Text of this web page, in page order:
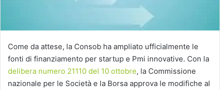
Come da attese, la Consob ha ampliato ufficialmente le
fonti di finanziamento per startup e Pmi innovative. Con la
delibera numero 21110 del 10 ottobre, la Commissione
nazionale per le Società e la Borsa approva le modifiche al